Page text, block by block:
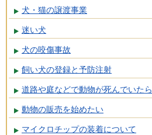
犬・猫の譲渡事業
迷い犬
犬の咬傷事故
飼い犬の登録と予防注射
道路や庭などで動物が死んでいたら
動物の販売を始めたい
マイクロチップの装着について